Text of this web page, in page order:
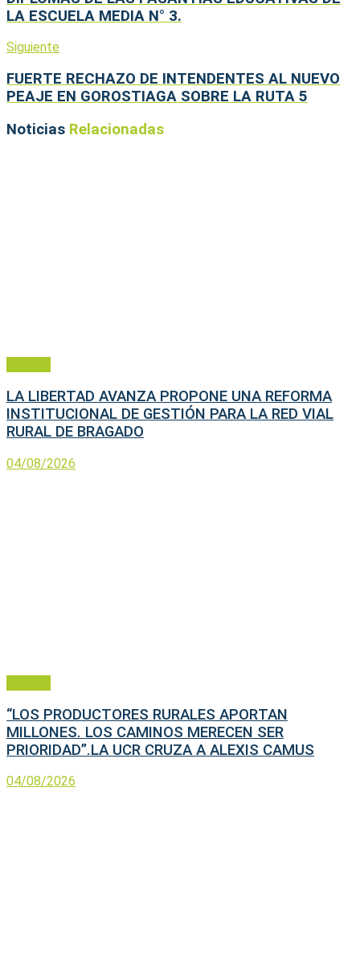
LA ESCUELA MEDIA N° 3.
Siguiente
FUERTE RECHAZO DE INTENDENTES AL NUEVO
PEAJE EN GOROSTIAGA SOBRE LA RUTA 5
Noticias Relacionadas
LA LIBERTAD AVANZA PROPONE UNA REFORMA
INSTITUCIONAL DE GESTIÓN PARA LA RED VIAL
RURAL DE BRAGADO
04/08/2026
“LOS PRODUCTORES RURALES APORTAN
MILLONES. LOS CAMINOS MERECEN SER
PRIORIDAD”.LA UCR CRUZA A ALEXIS CAMUS
04/08/2026